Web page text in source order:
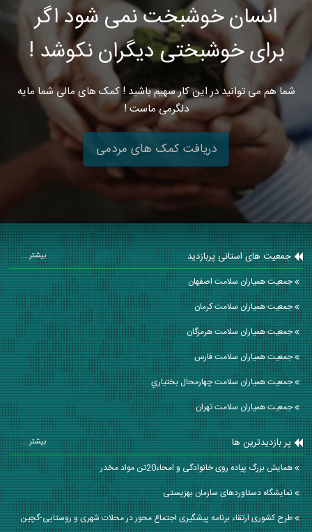
انسان خوشبخت نمی شود اگر
برای خوشبختی دیگران نکوشد !
شما هم می توانید در این کار سهیم باشید ! کمک های مالی شما مایه
دلگرمی ماست !
دریافت کمک های مردمی
جمعیت های استانی پربازدید بیشتر ...
جمعیت همیاران سلامت اصفهان
جمعیت همیاران سلامت كرمان
جمعیت همیاران سلامت هرمزگان
جمعیت همیاران سلامت فارس
جمعیت همیاران سلامت چهارمحال بختياري
جمعیت همیاران سلامت تهران
پر بازدیدترین ها بیشتر ...
همایش بزرگ پیاده روی خانوادگی و امحاء20تن مواد مخدر
نمایشگاه دستاوردهای سازمان بهزیستی
طرح کشوری ارتقاء برنامه پیشگیری اجتماع محور در محلات شهری و روستایی-گچین